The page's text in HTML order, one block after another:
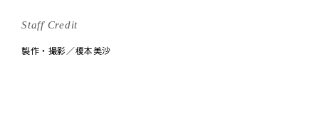
Staff Credit
製作・撮影／榎本美沙